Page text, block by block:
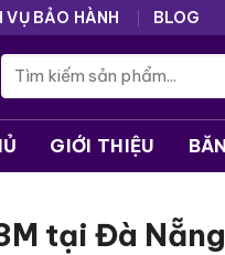
VỤ BẢO HÀNH BLOG
Tìm
kiếm:
GIỚI THIỆU
tại Đà